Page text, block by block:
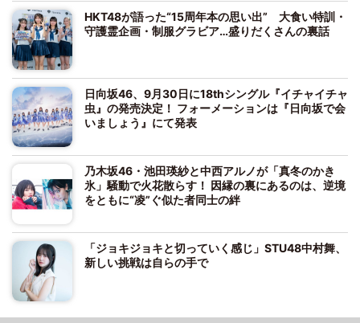
HKT48が語った“15周年本の思い出” 大食い特訓・
守護霊企画・制服グラビア…盛りだくさんの裏話
日向坂46、9月30日に18thシングル『イチャイチャ
虫』の発売決定！ フォーメーションは『日向坂で会
いましょう』にて発表
乃木坂46・池田瑛紗と中西アルノが「真冬のかき
氷」騒動で火花散らす！ 因縁の裏にあるのは、逆境
をともに“凌”ぐ似た者同士の絆
「ジョキジョキと切っていく感じ」STU48中村舞、
新しい挑戦は自らの手で